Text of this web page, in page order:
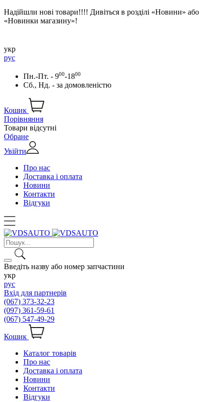
Надійшли нові товари!!!! Дивіться в розділі «Новини» або
«Новинки магазину»!
укр
рус
Пн.-Пт. - 900-1800
Сб., Нд. - за домовленістю
Кошик
Порівняння
Товари відсутні
Обране
Увійти
Про нас
Доставка і оплата
Новини
Контакти
Відгуки
Введіть назву або номер запчастини
укр
рус
Вхід для партнерів
(067) 373-32-23
(097) 361-59-61
(067) 547-49-29
Кошик
Каталог товарів
Про нас
Доставка і оплата
Новини
Контакти
Відгуки